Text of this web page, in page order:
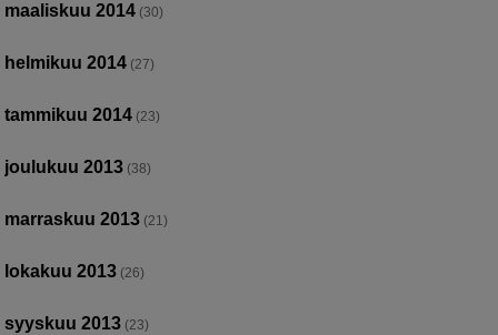
maaliskuu 2014 (30)
helmikuu 2014 (27)
tammikuu 2014 (23)
joulukuu 2013 (38)
marraskuu 2013 (21)
lokakuu 2013 (26)
syyskuu 2013 (23)